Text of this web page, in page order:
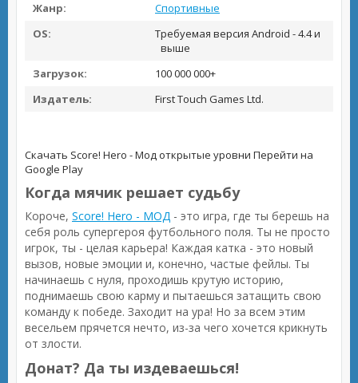
Жанр:
Спортивные
OS:
Требуемая версия Android - 4.4 и
выше
Загрузок:
100 000 000+
Издатель:
First Touch Games Ltd.
Скачать Score! Hero - Мод открытые уровни Перейти на
Google Play
Когда мячик решает судьбу
Короче, Score! Hero - МОД - это игра, где ты берешь на
себя роль супергероя футбольного поля. Ты не просто
игрок, ты - целая карьера! Каждая катка - это новый
вызов, новые эмоции и, конечно, частые фейлы. Ты
начинаешь с нуля, проходишь крутую историю,
поднимаешь свою карму и пытаешься затащить свою
команду к победе. Заходит на ура! Но за всем этим
весельем прячется нечто, из-за чего хочется крикнуть
от злости.
Донат? Да ты издеваешься!